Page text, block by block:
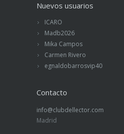
Nuevos usuarios
ICARO
Madb2026
Mika Campos
Carmen Rivero
egnaldobarrosvip40
Contacto
info@clubdellector.com
Madrid